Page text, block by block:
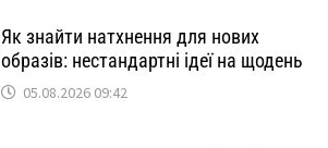
Як знайти натхнення для нових
образів: нестандартні ідеї на щодень
05.08.2026 09:42